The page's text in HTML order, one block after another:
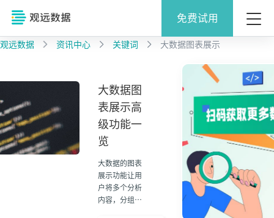
免费试用
观远数据 资讯中心 关键词 大数据图表展示
大数据图
表展示高
级功能一
览
大数据的图表
展示功能让用
户将多个分析
内容，分组组